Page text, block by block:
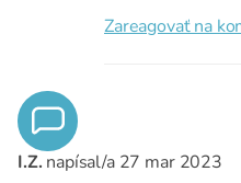
Zareagovať na
I.Z. napísal/a 27 mar 2023